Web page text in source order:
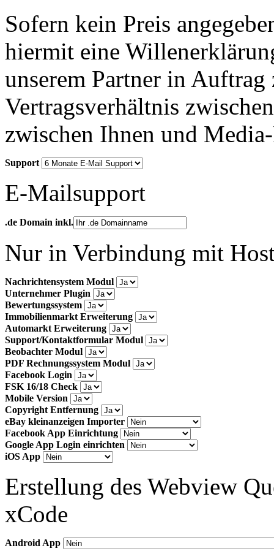
Sofern kein Preis
hiermit eine
unserem Partner in
Vertragsverhältnis
zwischen Ihnen und
Support
E-Mailsupport
.de Domain inkl.
Nur in Verbindung mit
Nachrichtensystem Modul
Unternehmer Plugin
Bewertungssystem
Immobilienmarkt Erweiterung
Automarkt Erweiterung
Support/Kontaktformular Modul
Beobachter Modul
PDF Rechnungssystem Modul
Facebook Login
FSK 16/18 Check
Mobile Version
Copyright Entfernung
eBay kleinanzeigen Importer
Facebook App Einrichtung
Google App Login einrichten
iOS App
Erstellung des Webview
xCode
Android App